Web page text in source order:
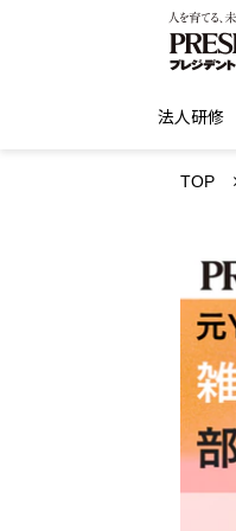
法人研修
TOP